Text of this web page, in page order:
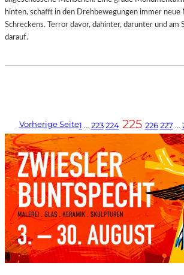
hinten, schafft in den Drehbewegungen immer neue
Schreckens. Terror davor, dahinter, darunter und am
darauf.
Vorherige Seite1 … 223 224 225 226 227 …